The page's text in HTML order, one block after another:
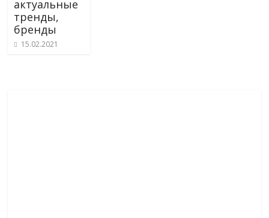
актуальные
тренды,
бренды
15.02.2021